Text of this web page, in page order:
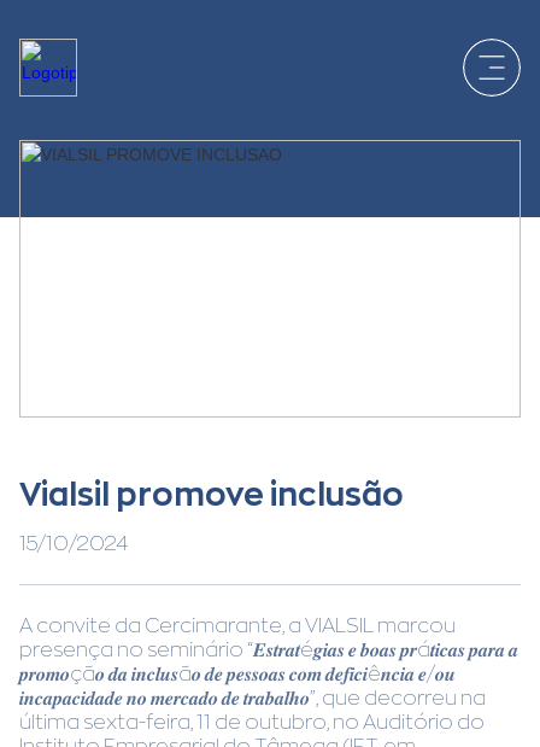
Vialsil promove inclusão
15/10/2024
A convite da Cercimarante, a VIALSIL marcou
presença no seminário “𝑬𝒔𝒕𝒓𝒂𝒕é𝒈𝒊𝒂𝒔 𝒆 𝒃𝒐𝒂𝒔 𝒑𝒓á𝒕𝒊𝒄𝒂𝒔 𝒑𝒂𝒓𝒂 𝒂
𝒑𝒓𝒐𝒎𝒐çã𝒐 𝒅𝒂 𝒊𝒏𝒄𝒍𝒖𝒔ã𝒐 𝒅𝒆 𝒑𝒆𝒔𝒔𝒐𝒂𝒔 𝒄𝒐𝒎 𝒅𝒆𝒇𝒊𝒄𝒊ê𝒏𝒄𝒊𝒂 𝒆/𝒐𝒖
𝒊𝒏𝒄𝒂𝒑𝒂𝒄𝒊𝒅𝒂𝒅𝒆 𝒏𝒐 𝒎𝒆𝒓𝒄𝒂𝒅𝒐 𝒅𝒆 𝒕𝒓𝒂𝒃𝒂𝒍𝒉𝒐”, que decorreu na
última sexta-feira, 11 de outubro, no Auditório do